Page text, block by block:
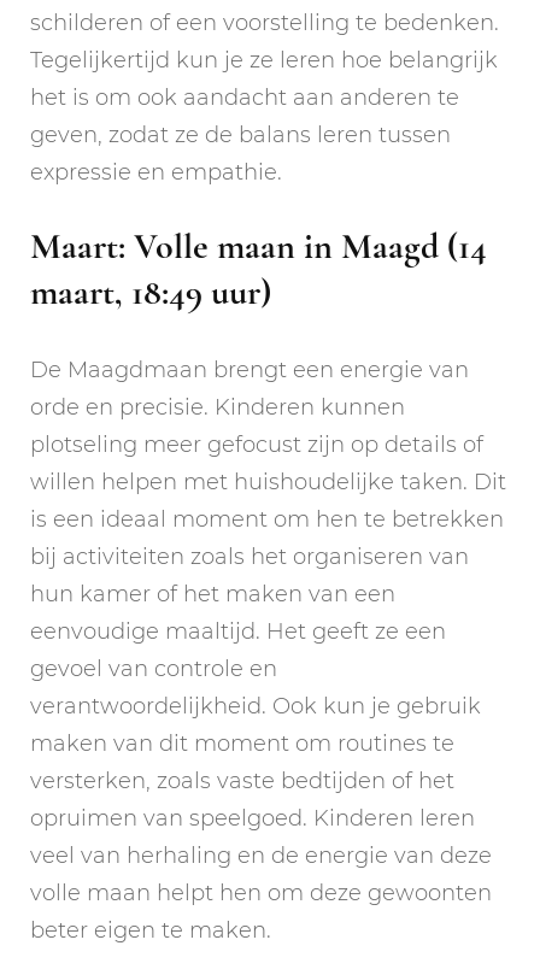
schilderen of een voorstelling te bedenken.
Tegelijkertijd kun je ze leren hoe belangrijk
het is om ook aandacht aan anderen te
geven, zodat ze de balans leren tussen
expressie en empathie.
Maart: Volle maan in Maagd (14
maart, 18:49 uur)
De Maagdmaan brengt een energie van
orde en precisie. Kinderen kunnen
plotseling meer gefocust zijn op details of
willen helpen met huishoudelijke taken. Dit
is een ideaal moment om hen te betrekken
bij activiteiten zoals het organiseren van
hun kamer of het maken van een
eenvoudige maaltijd. Het geeft ze een
gevoel van controle en
verantwoordelijkheid. Ook kun je gebruik
maken van dit moment om routines te
versterken, zoals vaste bedtijden of het
opruimen van speelgoed. Kinderen leren
veel van herhaling en de energie van deze
volle maan helpt hen om deze gewoonten
beter eigen te maken.